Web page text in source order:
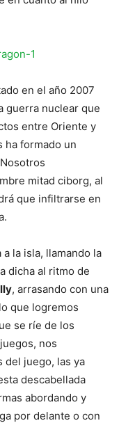
en el año 2007
guerra nuclear que
entre Oriente y
ha formado un
mitad ciborg, al
que infiltrarse en
la isla, llamando la
dicha al ritmo de
, arrasando con una
que logremos
se ríe de los
nos
del juego, las ya
descabellada
abordando y
por delante o con